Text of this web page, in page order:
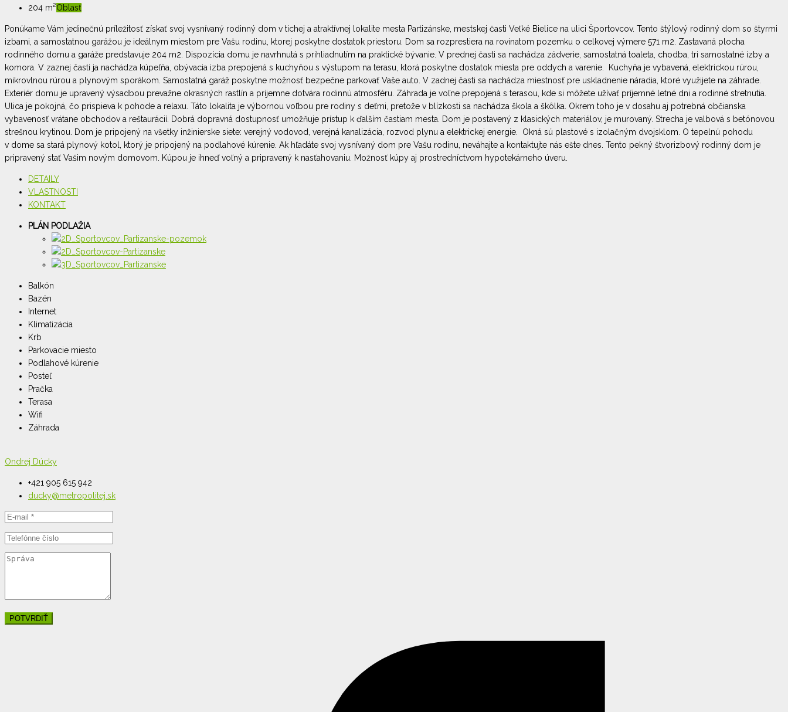
204 m2Oblasť
Ponúkame Vám jedinečnú príležitosť získať svoj vysnívaný rodinný dom v tichej a atraktívnej lokalite mesta Partizánske, mestskej časti Veľké Bielice na ulici Športovcov. Tento štýlový rodinný dom so štyrmi
izbami, a samostatnou garážou je ideálnym miestom pre Vašu rodinu, ktorej poskytne dostatok priestoru. Dom sa rozprestiera na rovinatom pozemku o celkovej výmere 571 m2. Zastavaná plocha
rodinného domu a garáže predstavuje 204 m2. Dispozícia domu je navrhnutá s prihliadnutím na praktické bývanie. V prednej časti sa nachádza zádverie, samostatná toaleta, chodba, tri samostatné izby a
komora. V zaznej časti ja nachádza kúpeľňa, obývacia izba prepojená s kuchyňou s výstupom na terasu, ktorá poskytne dostatok miesta pre oddych a varenie. Kuchyňa je vybavená, elektrickou rúrou,
mikrovlnou rúrou a plynovým sporákom. Samostatná garáž poskytne možnosť bezpečne parkovať Vaše auto. V zadnej časti sa nachádza miestnosť pre uskladnenie náradia, ktoré využijete na záhrade.
Exteriér domu je upravený výsadbou prevažne okrasných rastlín a príjemne dotvára rodinnú atmosféru. Záhrada je voľne prepojená s terasou, kde si môžete užívať príjemné letné dni a rodinné stretnutia.
Ulica je pokojná, čo prispieva k pohode a relaxu. Táto lokalita je výbornou voľbou pre rodiny s deťmi, pretože v blízkosti sa nachádza škola a škôlka. Okrem toho je v dosahu aj potrebná občianska
vybavenosť vrátane obchodov a reštaurácií. Dobrá dopravná dostupnosť umožňuje prístup k ďalším častiam mesta. Dom je postavený z klasických materiálov, je murovaný. Strecha je valbová s betónovou
strešnou krytinou. Dom je pripojený na všetky inžinierske siete: verejný vodovod, verejná kanalizácia, rozvod plynu a elektrickej energie. Okná sú plastové s izolačným dvojsklom. O tepelnú pohodu
v dome sa stará plynový kotol, ktorý je pripojený na podlahové kúrenie. Ak hľadáte svoj vysnívaný dom pre Vašu rodinu, neváhajte a kontaktujte nás ešte dnes. Tento pekný štvorizbový rodinný dom je
pripravený stať Vašim novým domovom. Kúpou je ihneď voľný a pripravený k nasťahovaniu. Možnosť kúpy aj prostredníctvom hypotekárneho úveru.
DETAILY
VLASTNOSTI
KONTAKT
PLÁN PODLAŽIA
Balkón
Bazén
Internet
Klimatizácia
Krb
Parkovacie miesto
Podlahové kúrenie
Posteľ
Pračka
Terasa
Wifi
Záhrada
Ondrej Dúcky
+421 905 615 942
ducky@metropolitej.sk